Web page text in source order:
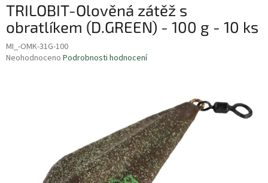
TRILOBIT-Olověná zátěž s
obratlíkem (D.GREEN) - 100 g - 10 ks
MI_-OMK-31G-100
Průměrné
Neohodnoceno Podrobnosti hodnocení